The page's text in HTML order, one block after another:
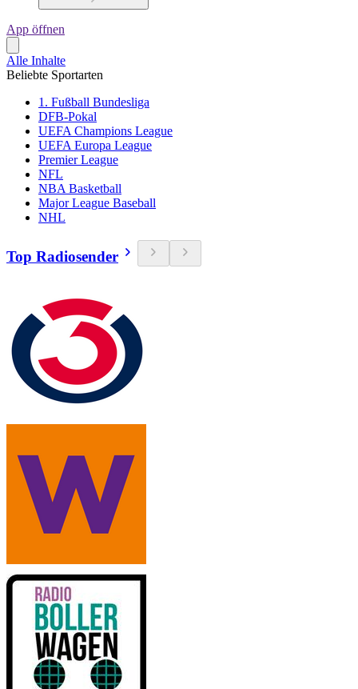
App öffnen
Alle Inhalte
Beliebte Sportarten
1. Fußball Bundesliga
DFB-Pokal
UEFA Champions League
UEFA Europa League
Premier League
NFL
NBA Basketball
Major League Baseball
NHL
Top Radiosender